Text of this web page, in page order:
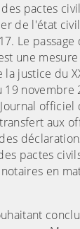
pactes
de l'état
Le passage
une
justice du
19 novembre
officiel
aux
pactes
en